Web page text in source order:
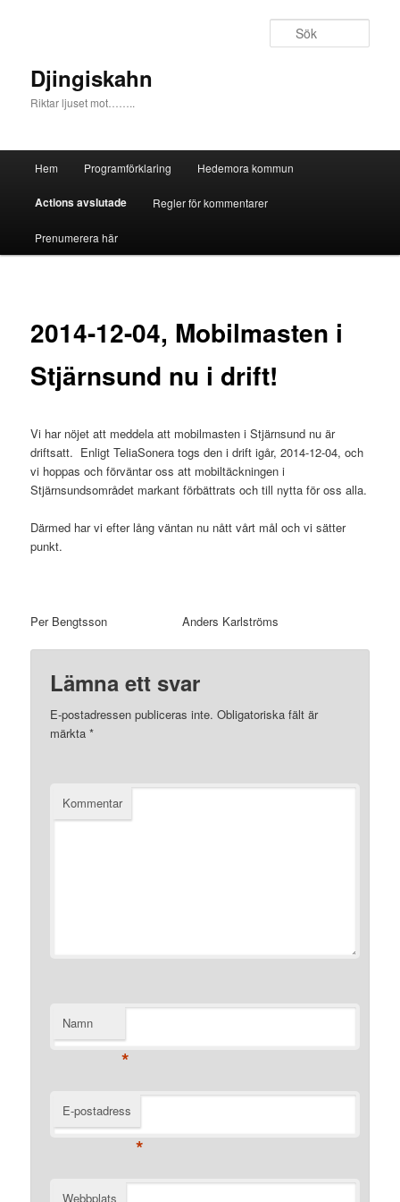
Djingiskahn
Riktar ljuset mot……..
Hoppa till huvudinnehåll
Hoppa till sekundärt innehåll
Hem Programförklaring Hedemora kommun
Actions avslutade Regler för kommentarer
Prenumerera här
2014-12-04, Mobilmasten i
Stjärnsund nu i drift!
Vi har nöjet att meddela att mobilmasten i Stjärnsund nu är
driftsatt. Enligt TeliaSonera togs den i drift igår, 2014-12-04, och
vi hoppas och förväntar oss att mobiltäckningen i
Stjärnsundsområdet markant förbättrats och till nytta för oss alla.
Därmed har vi efter lång väntan nu nått vårt mål och vi sätter
punkt.
Per Bengtsson Anders Karlströms
Lämna ett svar
E-postadressen publiceras inte. Obligatoriska fält är
märkta*
Kommentar
Namn
*
E-postadress
*
Webbplats